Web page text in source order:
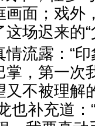
画面；戏外
场迟来的“
流露：“
，第一次
不被理解
也补充道